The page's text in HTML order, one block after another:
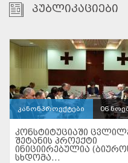
ᲞᲣᲑᲚᲘᲙᲐᲪᲘᲔᲑᲘ
კანონპროექტები 06
ᲙᲝᲜᲡᲢᲘᲢᲣᲪᲘᲐᲨᲘ
ᲨᲔᲢᲐᲜᲘᲡ ᲞᲠᲝᲔᲥᲢᲘ
ᲘᲜᲘᲪᲘᲘᲠᲔᲑᲣᲚᲘᲐ
ᲡᲮᲓᲝᲛᲐ...